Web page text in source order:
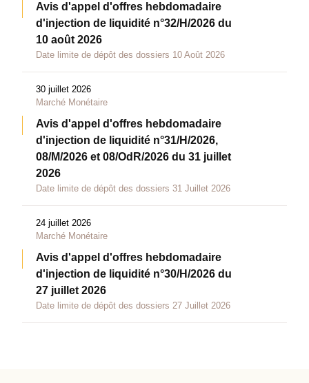
Avis d'appel d'offres hebdomadaire
d'injection de liquidité n°32/H/2026 du
10 août 2026
Date limite de dépôt des dossiers 10 Août 2026
30 juillet 2026
Marché Monétaire
Avis d'appel d'offres hebdomadaire
d'injection de liquidité n°31/H/2026,
08/M/2026 et 08/OdR/2026 du 31 juillet
2026
Date limite de dépôt des dossiers 31 Juillet 2026
24 juillet 2026
Marché Monétaire
Avis d'appel d'offres hebdomadaire
d'injection de liquidité n°30/H/2026 du
27 juillet 2026
Date limite de dépôt des dossiers 27 Juillet 2026